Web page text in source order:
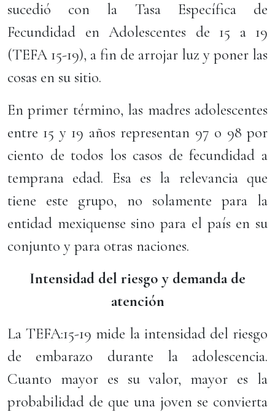
sucedió con la Tasa Específica de
Fecundidad en Adolescentes de 15 a 19
(TEFA 15-19), a fin de arrojar luz y poner las
cosas en su sitio.
En primer término, las madres adolescentes
entre 15 y 19 años representan 97 o 98 por
ciento de todos los casos de fecundidad a
temprana edad. Esa es la relevancia que
tiene este grupo, no solamente para la
entidad mexiquense sino para el país en su
conjunto y para otras naciones.
Intensidad del riesgo y demanda de
atención
La TEFA:15-19 mide la intensidad del riesgo
de embarazo durante la adolescencia.
Cuanto mayor es su valor, mayor es la
probabilidad de que una joven se convierta